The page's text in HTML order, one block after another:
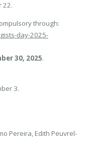
22.
through:
day-2025-
30, 2025.
3.
Pereira, Edith Peuvrel-